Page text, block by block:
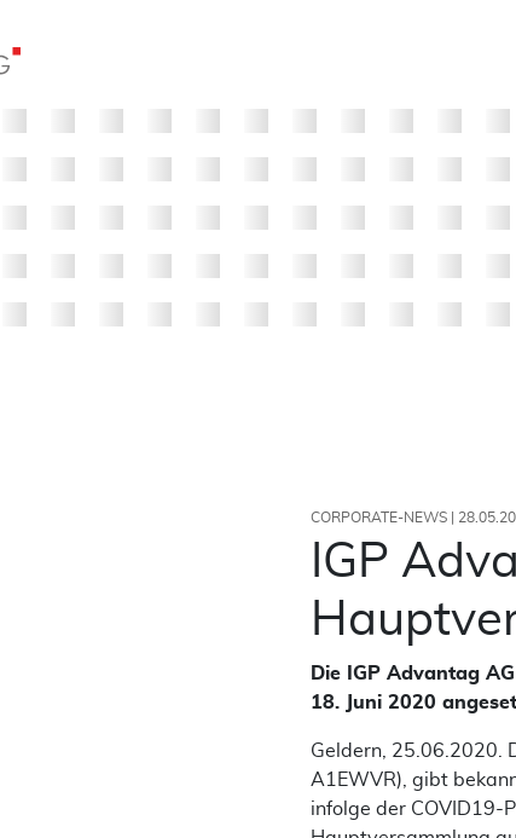
CORPORATE-NEWS | 28.05.20
IGP
Die IGP Advantag
18. Juni 2020
Geldern, 25.06.2020.
A1EWVR), gibt
infolge der COVID19-